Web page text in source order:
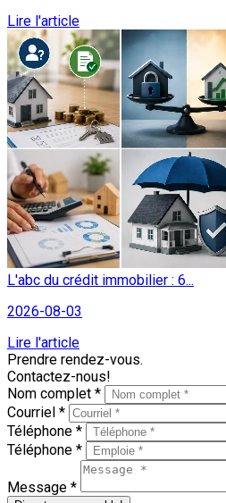
Lire l'article
L'abc du crédit immobilier : 6...
2026-08-03
Lire l'article
Prendre rendez-vous.
Contactez-nous!
Nom complet *
Courriel *
Téléphone *
Téléphone *
Message *